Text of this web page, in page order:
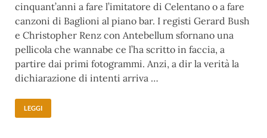
cinquant’anni a fare l’imitatore di Celentano o a fare
canzoni di Baglioni al piano bar. I registi Gerard Bush
e Christopher Renz con Antebellum sfornano una
pellicola che wannabe ce l’ha scritto in faccia, a
partire dai primi fotogrammi. Anzi, a dir la verità la
dichiarazione di intenti arriva …
LEGGI